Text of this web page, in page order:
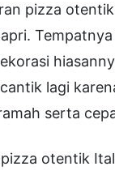
pizza
lagi
serta
otentik